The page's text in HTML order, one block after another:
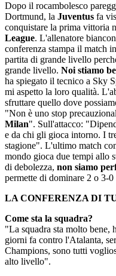
Dopo il rocambolesco
Dortmund, la Juventus fa
conquistare la prima vittoria
League. L'allenatore
conferenza stampa il match
partita di grande livello
grande livello. Noi stiamo
ha spiegato il tecnico a Sky
mi aspetto la loro qualità.
sfruttare quello dove
"Non è uno stop
Milan". Sull'attacco:
e da chi gli gioca intorno. I
stagione". L'ultimo match
mondo gioca due tempi allo
di debolezza, non siamo
permette di dominare 2 o 3-
LA CONFERENZA DI
Come sta la squadra?
"La squadra sta molto bene,
giorni fa contro l'Atalanta,
Champions, sono tutti
alto livello".